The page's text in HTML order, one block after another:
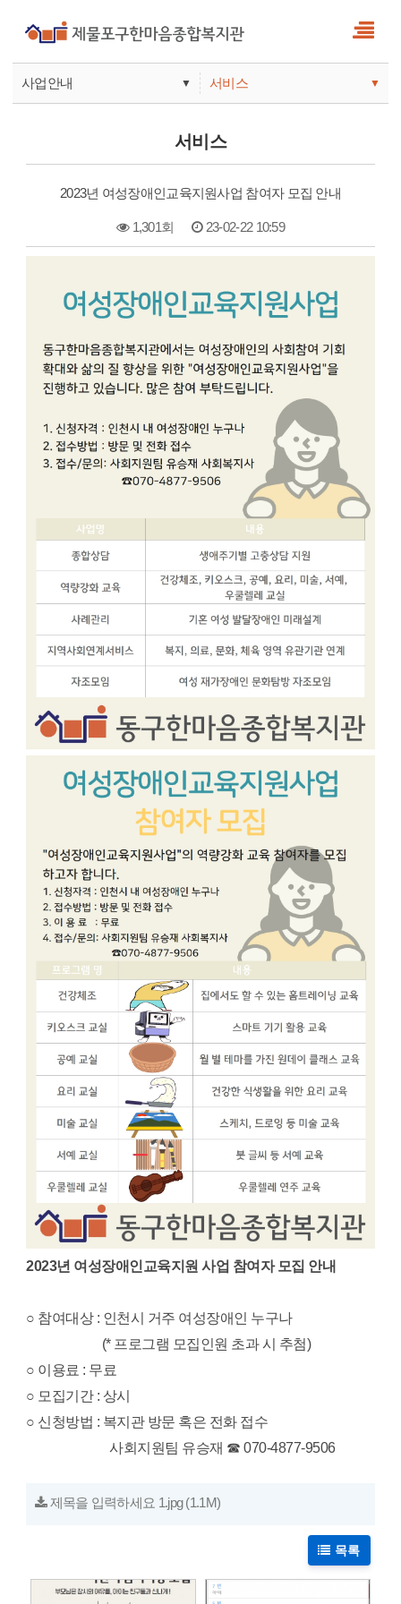
사업안내 ▼
기관안내
서비스 ▼
서비스
참여
서비스
2023년 여성장애인교육지원사업 참여자 모집 안내
1,301회 23-02-22 10:59
2023년 여성장애인교육지원 사업 참여자 모집 안내
○ 참여대상 : 인천시 거주 여성장애인 누구나
(* 프로그램 모집인원 초과 시 추첨)
○ 이용료 : 무료
○ 모집기간 : 상시
○ 신청방법 : 복지관 방문 혹은 전화 접수
사회지원팀 유승재 ☎ 070-4877-9506
제목을 입력하세요 1.jpg(1.1M)
목록